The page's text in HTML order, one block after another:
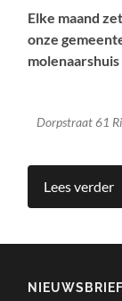
Elke maand
onze
Dorpstraat 61
Lees verder
NIEUWSBRIEF